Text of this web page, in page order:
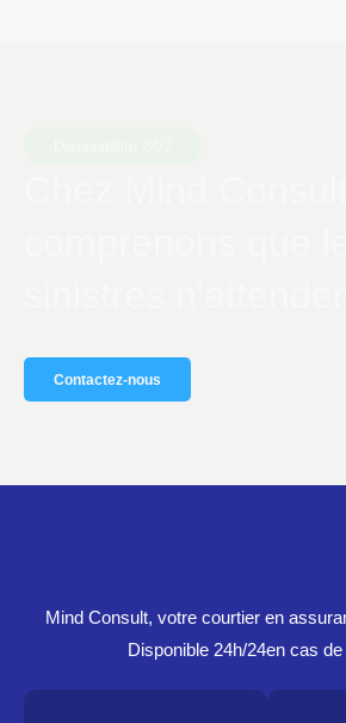
Contactez-nous
Mind Consult, votre courtier en
Disponible 24h/24en cas